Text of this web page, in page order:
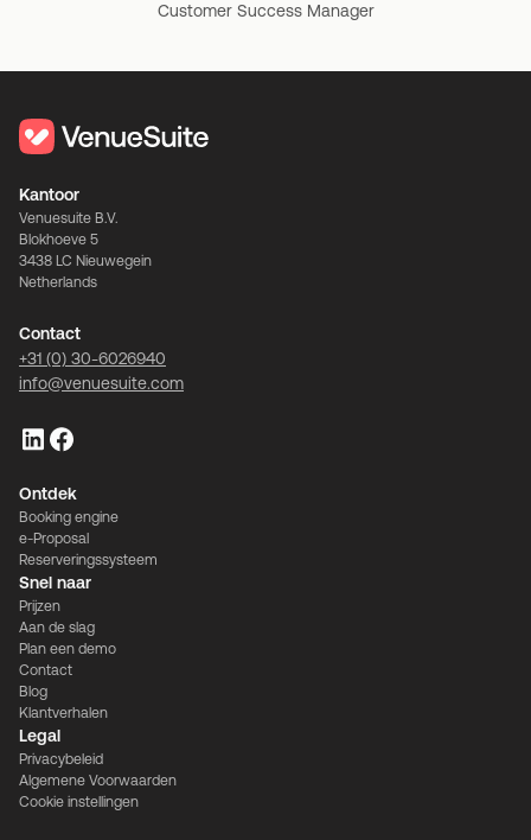
Customer Success Manager
Kantoor
Venuesuite B.V.
Blokhoeve 5
3438 LC Nieuwegein
Netherlands
Contact
+31 (0) 30-6026940
info@venuesuite.com
Ontdek
Booking engine
e-Proposal
Reserveringssysteem
Snel naar
Prijzen
Aan de slag
Plan een demo
Contact
Blog
Klantverhalen
Legal
Privacybeleid
Algemene Voorwaarden
Cookie instellingen